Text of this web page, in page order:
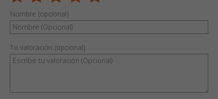
Nombre (opcional)
Tu valoración (opcional)